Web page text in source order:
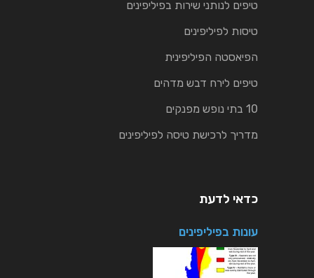
טיפים לנותני שירות בפיליפינים
טיסות לפיליפינים
הפיאסטה הפיליפינית
טיפים לירח דבש מדהים
10 בתי נופש מפנקים
מדריך לרכישת טיסה לפיליפינים
כדאי לדעת
עונות בפיליפינים